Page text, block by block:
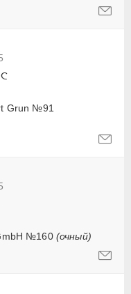
Grun №91
№160 (очный)